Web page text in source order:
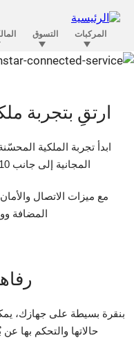
ارتقِ بتجربة
ابدأ تجربة الملكية
المجانية إلى جانب 10 سنوات من الاتصال القياسي
مع ميزات الاتصال
المضافة
بنقرة بسيطة على جهازك،
حالاتها والتحكم بها عن